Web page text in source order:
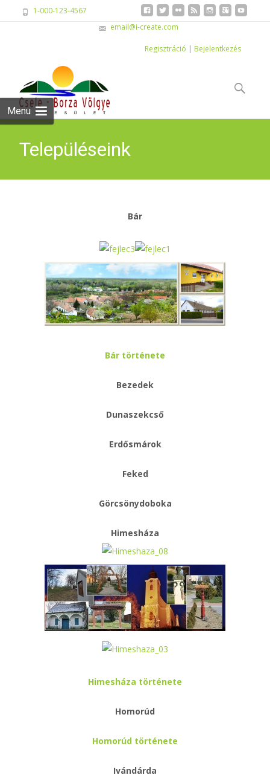
1-000-123-4567
email@i-create.com
Regisztráció | Bejelentkezés
Menu
to
content
Keresés:
Településeink
Bár
Bár története
Bezedek
Dunaszekcső
Erdősmárok
Feked
Görcsönydoboka
Himesháza
Himesháza története
Homorúd
Homorúd története
Ivándárda